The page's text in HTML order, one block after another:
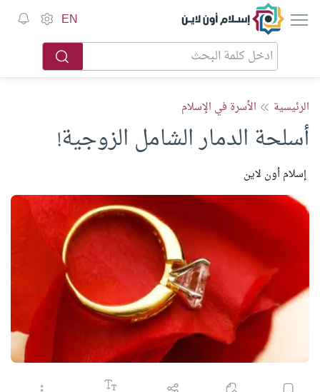
إسلام أون لاين EN
الرئيسية الأسرة في الإسلام
أسلحة الدمار الشامل الزوجية!
إسلام أون لاين